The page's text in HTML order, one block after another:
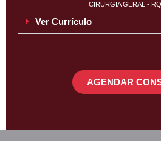
CIRURGIA GERAL -
Ver Currículo
AGENDAR